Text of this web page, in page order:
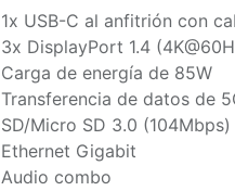
1x USB-C al anfitrión con
3x DisplayPort 1.4
Carga de energía de 85W
Transferencia de datos de
SD/Micro SD 3.0 (104Mbps)
Ethernet Gigabit
Audio combo